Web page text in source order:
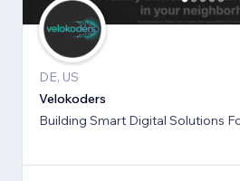
DE, US
Velokoders
Building Smart Digital Solutions